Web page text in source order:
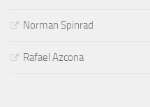
Norman Spinrad
Rafael Azcona